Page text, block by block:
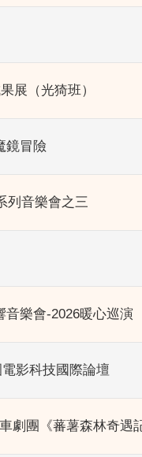
展（光猗班）
鏡冒險
列音樂會之三
樂會-2026暖心巡演
影科技國際論壇
劇團《蕃薯森林奇遇